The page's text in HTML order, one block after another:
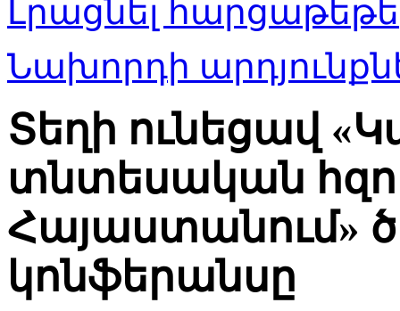
Լրացնել
Նախորդի
Տեղի ունեցավ
տնտեսական
Հայաստանում»
կոնֆերանսը